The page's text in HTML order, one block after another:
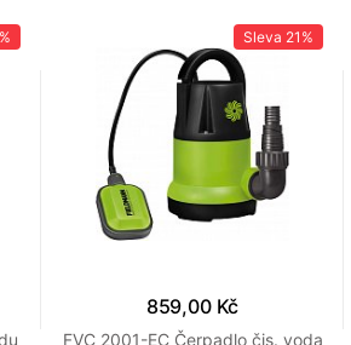
Sleva 21%
859,00 Kč
FVC 2001-EC Čerpadlo čis. voda